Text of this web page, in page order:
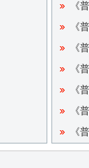
《
《
《
《
《
《
《